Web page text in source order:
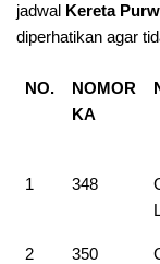
jadwal Kereta
diperhatikan agar
NO.
NOMOR
KA
1 348
2 350